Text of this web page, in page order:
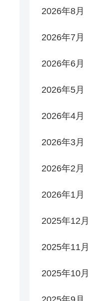
2026年8月
2026年7月
2026年6月
2026年5月
2026年4月
2026年3月
2026年2月
2026年1月
2025年12月
2025年11月
2025年10月